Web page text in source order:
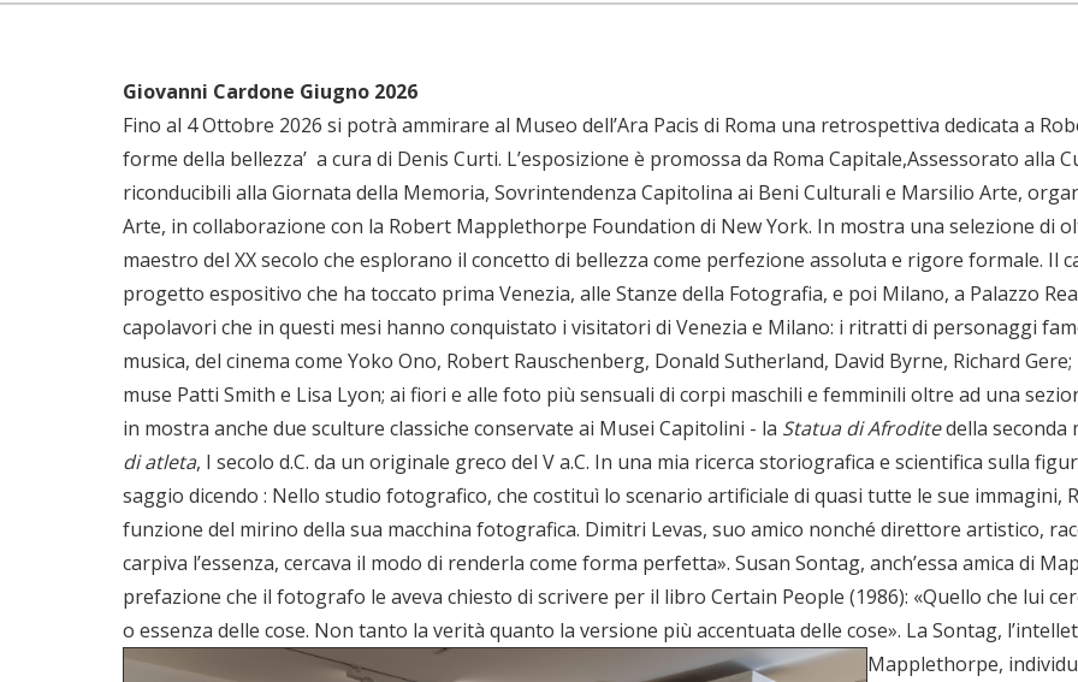
Giovanni Cardone Giugno 2026
Fino al 4 Ottobre 2026 si potrà ammirare al Museo dell’Ara Pacis di Roma una retrospettiva dedicata a
forme della bellezza’ a cura di Denis Curti. L’esposizione è promossa da Roma Capitale,Assessorato alla
riconducibili alla Giornata della Memoria, Sovrintendenza Capitolina ai Beni Culturali e Marsilio Arte,
Arte, in collaborazione con la Robert Mapplethorpe Foundation di New York. In mostra una selezione di
maestro del XX secolo che esplorano il concetto di bellezza come perfezione assoluta e rigore formale. Il
progetto espositivo che ha toccato prima Venezia, alle Stanze della Fotografia, e poi Milano, a Palazzo
capolavori che in questi mesi hanno conquistato i visitatori di Venezia e Milano: i ritratti di personaggi
musica, del cinema come Yoko Ono, Robert Rauschenberg, Donald Sutherland, David Byrne, Richard
muse Patti Smith e Lisa Lyon; ai fiori e alle foto più sensuali di corpi maschili e femminili oltre ad una
in mostra anche due sculture classiche conservate ai Musei Capitolini - la Statua di Afroditedella seconda
di atleta, I secolo d.C. da un originale greco del V a.C. In una mia ricerca storiografica e scientifica sulla
saggio dicendo : Nello studio fotografico, che costituì lo scenario artificiale di quasi tutte le sue
funzione del mirino della sua macchina fotografica. Dimitri Levas, suo amico nonché direttore artistico,
carpiva l’essenza, cercava il modo di renderla come forma perfetta». Susan Sontag, anch’essa amica di
prefazione che il fotografo le aveva chiesto di scrivere per il libro Certain People (1986): «Quello che lui
o essenza delle cose. Non tanto la verità quanto la versione più accentuata delle cose». La Sontag, l’intellettuale newyorkese più vicina agli esteti come Mapplethorpe, individuava una caratteristica essenziale che a molti altri era sfuggita. Il fotografo soleva plasmare una verità tutta sua, esprimendosi attraverso immagini meticolosamente costruite. Sebbene a Mapplethorpe piacesse socializzare con l’ambiente dell’élite culturale, egli ripeté enfaticamente più volte di non sentirsi un intellettuale. La sua arte proponeva ciò che egli aveva percepito come l’essenza del soggetto che aveva davanti, ovvero la Forma, nella sua manifestazione più intensa. Mapplethorpe si procurava la “materia prima” nel suo angolo della City newyorkese degli anni Settanta e Ottanta, ponendo sullo stesso piano tutti i soggetti: dai frequentatori dei salotti ai partecipanti alle pratiche sadomaso, dalle donne culturiste ai neri nudi che usava come modelli, dai fiori accuratamente recisi ai corpi ritagliati in modo ricercato. Egli li fotografava per lo più frontalmente, mettendoli perfettamente a fuoco, illuminandoli molto bene e senza ricorrere a filtri, lenti particolari o esposizioni multiple. Queste scelte artistiche estremamente calcolate davano l’illusione di una restituzione diretta e puntuale della realtà. Erano in molti a vedere nelle sue opere la sincerità, ricorrendo a un concetto sdrucciolevole come quello di verità, spesso serpeggiante nei discorsi sull’arte di Mapplethorpe. Egli osservava: «Penso che nel mio approccio alla vita vi sia una certa immediatezza, che emerge nelle mie foto. Mi piace pensare che ciò abbia a che fare con la sincerità». Tuttavia Mapplethorpe non confondeva tale concetto con la verità oggettiva. A proposito del fatto che nei suoi ritratti le persone apparivano sempre avvenenti, egli diceva: «Qualcuno la interpreta come una menzogna ma è la mia verità, quindi per me non è affatto una bugia». Lo stesso punto di vista emerge dalle parole di Sam Wagstaff, il perspicace curatore che fu mentore, benefattore e compagno di Mapplethorpe: «Penso sia una delle persone più sincere che io abbia mai incontrato. È totalmente votato alla verità. Ora, la verità è come uno la vede. Quello che per un certo individuo è una verità, per un altro potrebbe essere una menzogna». Tuttavia molti autori continuano a lodare o a condannare le fotografie di Mapplethorpe sulla base di un presupposto valore documentaristico e dilatano il concetto di verità in modo da farvi rientrare anche lo stile di queste immagini. In tutte le opere la mano dell’artista – visibile o invisibile – è comunque una presenza che esercita il controllo. Nel 1978 essa apparve fugacemente nel primo cortometraggio da lui diretto: still moving / patti smith, 1978 . Qui si vede il fotografo mentre sistema accuratamente la posa del braccio di colei che fu il suo primo amore, la sua prima modella e musa; infine egli la immortala in un’immagine fissa. Fu lo